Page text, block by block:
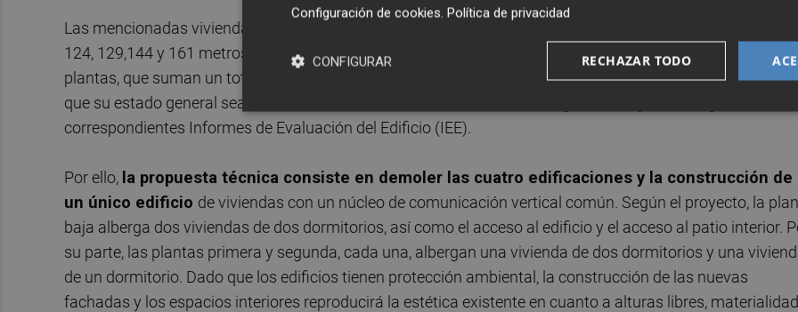
Las mencionadas viviendas
124, 129,144 y 161 metros cuadrados respectivamente, y de uso principal vivienda y almacén en algunas
plantas, que suman un total de 558 metros cuadrados. Estas casas presentan múltiples daños que hacen
que su estado general sea de
correspondientes Informes de Evaluación del Edificio (IEE).
Por ello, la propuesta técnica consiste en demoler las cuatro edificaciones y la construcción de
un único edificio de viviendas con un núcleo de comunicación vertical común. Según el proyecto, la
baja alberga dos viviendas de dos dormitorios, así como el acceso al edificio y el acceso al patio interior.
su parte, las plantas primera y segunda, cada una, albergan una vivienda de dos dormitorios y una
de un dormitorio. Dado que los edificios tienen protección ambiental, la construcción de las nuevas
fachadas y los espacios interiores reproducirá la estética existente en cuanto a alturas libres,
Configuración de cookies. Política de privacidad
RECHAZAR TODO
CONFIGURAR